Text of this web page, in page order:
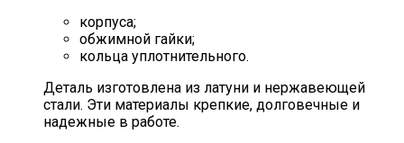
корпуса;
обжимной гайки;
кольца уплотнительного.
Деталь изготовлена из латуни и нержавеющей
стали. Эти материалы крепкие, долговечные и
надежные в работе.